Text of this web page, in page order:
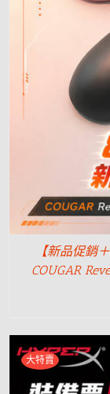
【新品促銷
COUGAR
大特賣